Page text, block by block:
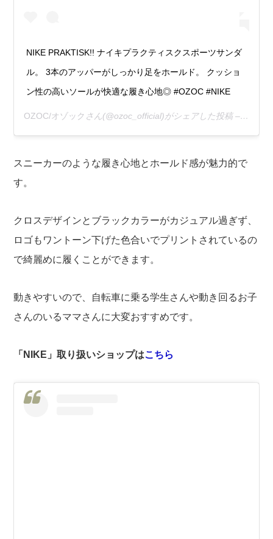
NIKE PRAKTISK!! ナイキプラクティスクスポーツサンダ
ル。 3本のアッパーがしっかり足をホールド。 クッショ
ン性の高いソールが快適な履き心地◎ #OZOC #NIKE
OZOC/オゾック さん(@ozoc_official)がシェアした投稿 – 2019
スニーカーのような履き心地とホールド感が魅力的で
す。
クロスデザインとブラックカラーがカジュアル過ぎず、
ロゴもワントーン下げた色合いでプリントされているの
で綺麗めに履くことができます。
動きやすいので、自転車に乗る学生さんや動き回るお子
さんのいるママさんに大変おすすめです。
「NIKE」取り扱いショップはこちら